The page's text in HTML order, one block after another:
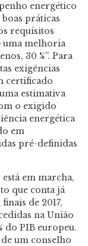
energético
práticas
requisitos
uma melhoria
30 %”. Para
exigências
certificado
estimativa
o exigido
energética
em
pré-definidas
em marcha,
que conta já
de 2017,
na União
do PIB europeu.
um conselho